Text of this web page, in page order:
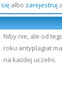
albo zarejestruj
Niby nie, ale od
roku antyplagiat
na każdej uczelni.